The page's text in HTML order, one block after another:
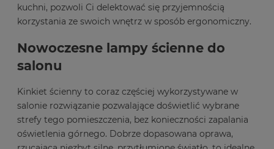
kuchni, pozwoli Ci delektować się przyjemnością
korzystania ze swoich wnętrz w sposób ergonomiczny.
Nowoczesne lampy ścienne do
salonu
Kinkiet ścienny to coraz częściej wykorzystywane w
salonie rozwiązanie pozwalające doświetlić wybrane
strefy tego pomieszczenia, bez konieczności zapalania
oświetlenia górnego. Dobrze dopasowana oprawa,